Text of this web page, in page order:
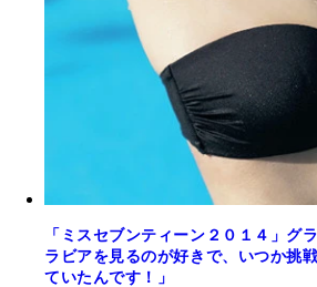
「ミスセブンティーン２０１４」グ
ラビアを見るのが好きで、いつか挑
ていたんです！」